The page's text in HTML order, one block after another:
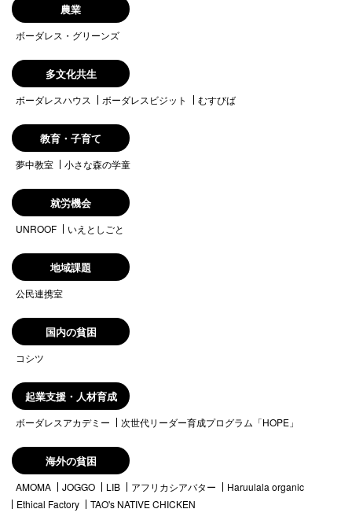
農業
ボーダレス・グリーンズ
多文化共生
ボーダレスハウス ボーダレスビジット むすびば
教育・子育て
夢中教室 小さな森の学童
就労機会
UNROOF いえとしごと
地域課題
公民連携室
国内の貧困
コシツ
起業支援・人材育成
ボーダレスアカデミー 次世代リーダー育成プログラム「HOPE」
海外の貧困
AMOMA JOGGO LIB アフリカシアバター
Haruulala organic
Ethical Factory
TAO's NATIVE CHICKEN